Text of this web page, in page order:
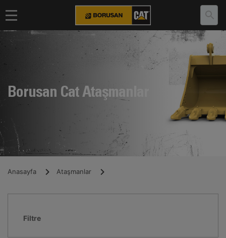
Borusan Cat Ataşmanlar
Anasayfa Ataşmanlar
Filtre